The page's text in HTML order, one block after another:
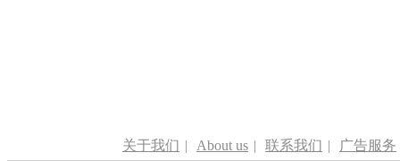
关于我们 | About us | 联系我们 | 广告服务